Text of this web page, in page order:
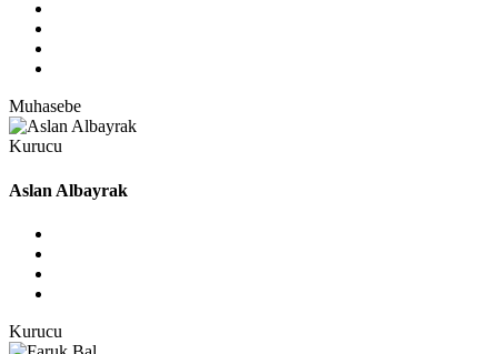
Muhasebe
Kurucu
Aslan Albayrak
Kurucu